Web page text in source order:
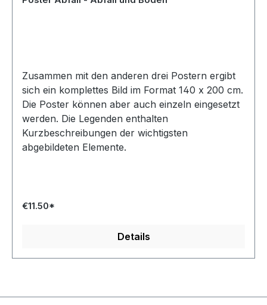
Zusammen mit den anderen drei Postern ergibt
sich ein komplettes Bild im Format 140 x 200 cm.
Die Poster können aber auch einzeln eingesetzt
werden. Die Legenden enthalten
Kurzbeschreibungen der wichtigsten
abgebildeten Elemente.
€11.50*
Details